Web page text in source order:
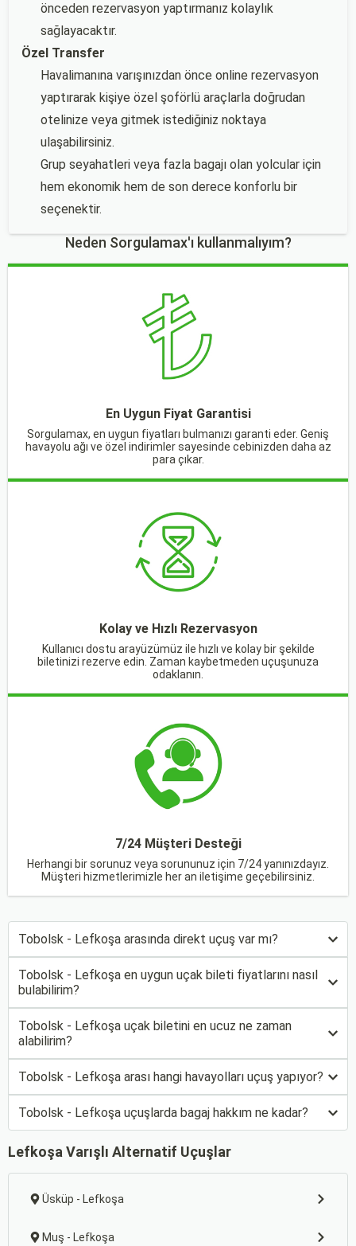
önceden rezervasyon yaptırmanız kolaylık
sağlayacaktır.
Özel Transfer
Havalimanına varışınızdan önce online rezervasyon
yaptırarak kişiye özel şoförlü araçlarla doğrudan
otelinize veya gitmek istediğiniz noktaya
ulaşabilirsiniz.
Grup seyahatleri veya fazla bagajı olan yolcular için
hem ekonomik hem de son derece konforlu bir
seçenektir.
Neden Sorgulamax'ı kullanmalıyım?
En Uygun Fiyat Garantisi
Sorgulamax, en uygun fiyatları bulmanızı garanti eder. Geniş
havayolu ağı ve özel indirimler sayesinde cebinizden daha az
para çıkar.
Kolay ve Hızlı Rezervasyon
Kullanıcı dostu arayüzümüz ile hızlı ve kolay bir şekilde
biletinizi rezerve edin. Zaman kaybetmeden uçuşunuza
odaklanın.
7/24 Müşteri Desteği
Herhangi bir sorunuz veya sorununuz için 7/24 yanınızdayız.
Müşteri hizmetlerimizle her an iletişime geçebilirsiniz.
Tobolsk - Lefkoşa arasında direkt uçuş var mı?
Tobolsk - Lefkoşa en uygun uçak bileti fiyatlarını nasıl
bulabilirim?
Tobolsk - Lefkoşa uçak biletini en ucuz ne zaman
alabilirim?
Tobolsk - Lefkoşa arası hangi havayolları uçuş yapıyor?
Tobolsk - Lefkoşa uçuşlarda bagaj hakkım ne kadar?
Lefkoşa Varışlı Alternatif Uçuşlar
Üsküp - Lefkoşa
Muş - Lefkoşa